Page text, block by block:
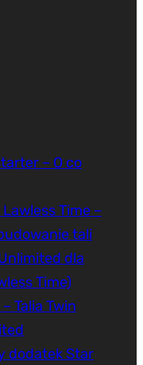
– O co
Time –
tali
dla
Time)
Talia Twin
dodatek Star